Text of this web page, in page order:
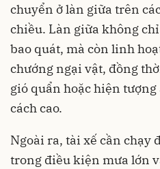
chuyển ở làn giữa trên
chiều. Làn giữa không
bao quát, mà còn linh
chướng ngại vật, đồng
gió quẩn hoặc hiện
cách cao.
Ngoài ra, tài xế cần chạy
trong điều kiện mưa lớn